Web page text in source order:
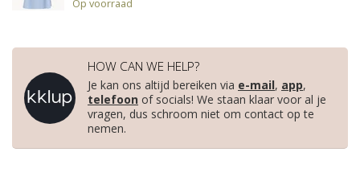
Op voorraad
HOW CAN WE HELP?
Je kan ons altijd bereiken via e-mail, app,
telefoon of socials! We staan klaar voor al je
vragen, dus schroom niet om contact op te
nemen.